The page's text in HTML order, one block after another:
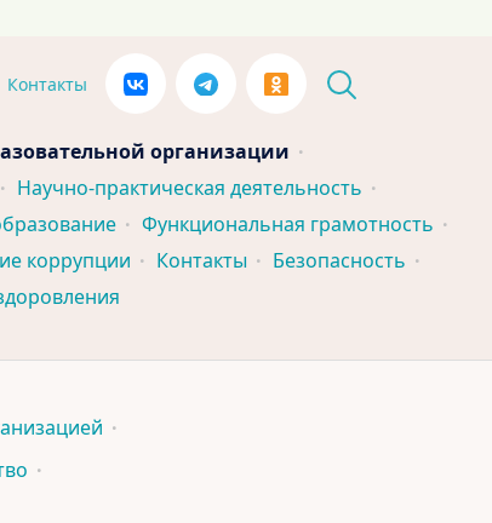
Контакты
организации
Научно-практическая деятельность
Функциональная грамотность
коррупции Контакты
Безопасность